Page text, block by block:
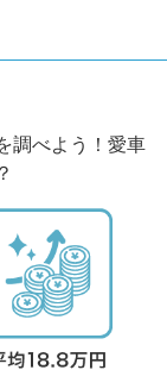
調べよう！愛車